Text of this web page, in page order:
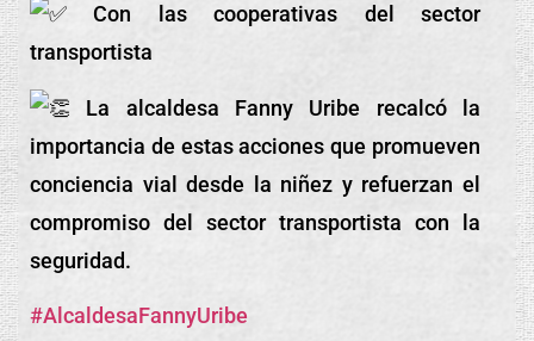
Con las cooperativas del sector
transportista
La alcaldesa Fanny Uribe recalcó la
importancia de estas acciones que promueven
conciencia vial desde la niñez y refuerzan el
compromiso del sector transportista con la
seguridad.
#AlcaldesaFannyUribe